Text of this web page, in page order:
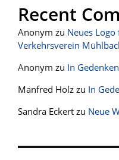
Recent
Anonym zu Neues
Verkehrsverein
Anonym zu In
Manfred Holz zu In
Sandra Eckert zu Neue